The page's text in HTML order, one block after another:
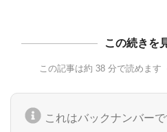
この続きを
この記事は約 38 分で読めます
これはバックナンバー